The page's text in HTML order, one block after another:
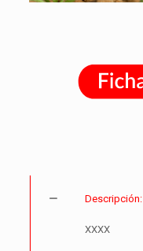
Descripción:
XXXX